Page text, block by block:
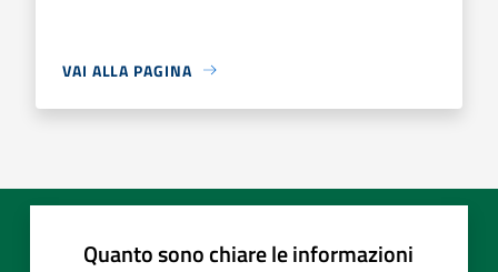
VAI ALLA PAGINA
Quanto sono chiare le informazioni